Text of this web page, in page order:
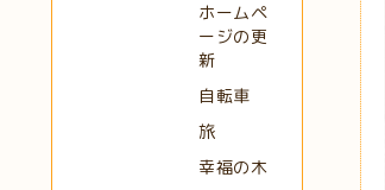
ホームペ
ージの更
新
自転車
旅
幸福の木